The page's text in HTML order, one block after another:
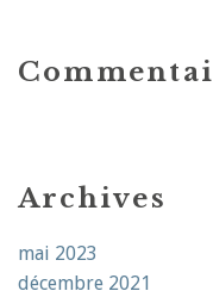
Archives
mai 2023
décembre 2021